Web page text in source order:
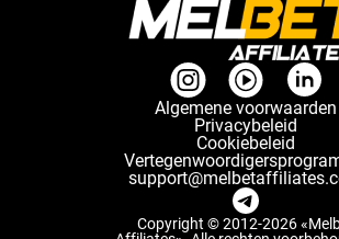
Algemene voorwaarden
Privacybeleid
Сookiebeleid
Copyright © 2012-2026«